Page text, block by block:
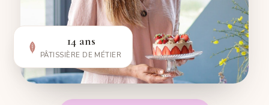
14 ans
PÂTISSIÈRE DE MÉTIER